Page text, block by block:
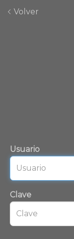
Volver
Usuario
Clave